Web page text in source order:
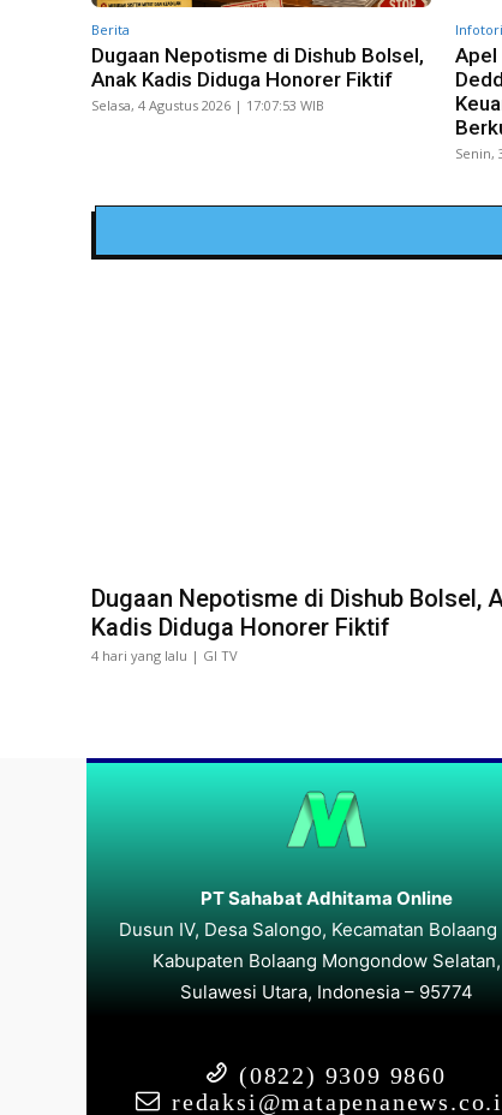
Berita
Dugaan Nepotisme di Dishub Bolsel,
Anak Kadis Diduga Honorer Fiktif
Selasa, 4 Agustus 2026 | 17:07:53 WIB
Apel
Senin,
Dugaan Nepotisme di Dishub Bolsel,
Kadis Diduga Honorer Fiktif
4 hari yang lalu | GI TV
PT Sahabat Adhitama Online
Dusun IV, Desa Salongo, Kecamatan Bolaang
Kabupaten Bolaang Mongondow Selatan,
Sulawesi Utara, Indonesia – 95774
(0822) 9309 9860